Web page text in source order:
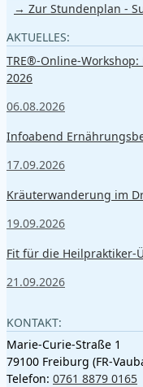
→ Zur Stundenplan -
AKTUELLES:
TRE®-Online-
2026
06.08.2026
Infoabend
17.09.2026
Kräuterwanderung im
19.09.2026
Fit für die Heilpraktiker-
21.09.2026
KONTAKT:
Marie-Curie-Straße 1
79100 Freiburg (FR-
Telefon: 0761 8879 0165